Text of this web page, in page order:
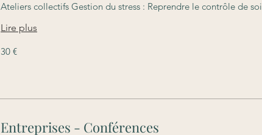
Ateliers collectifs Gestion du stress : Reprendre le contrôle de soi
Lire plus
euros
30 €
Entreprises - Conférences